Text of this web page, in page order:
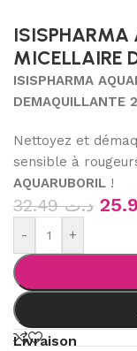
ISISPHARMA
MICELLAIRE
ISISPHARMA
DEMAQUILLANTE
Nettoyez et
sensible à
AQUARUBORIL !
د.ت32.49
- +
Livraison